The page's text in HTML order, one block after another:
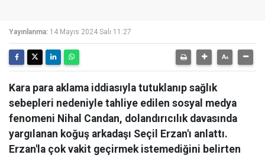
Yayınlanma: 14 Mayıs 2024 Salı 11:27
Kara para aklama iddiasıyla tutuklanıp sağlık
sebepleri nedeniyle tahliye edilen sosyal medya
fenomeni Nihal Candan, dolandırıcılık davasında
yargılanan koğuş arkadaşı Seçil Erzan'ı anlattı.
Erzan'la çok vakit geçirmek istemediğini belirten